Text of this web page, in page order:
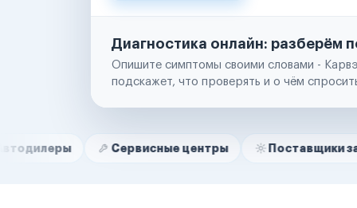
Диагностика онлайн: разберём
Опишите симптомы своими словами -
подскажет, что проверять и о чём
Нам доверяют
Сервисные центры Поставщики запчастей
Маркетплейсы